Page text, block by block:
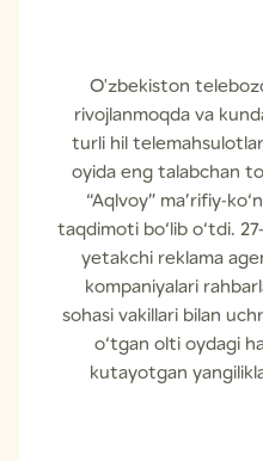
O'zbekiston
rivojlanmoqda va
turli hil
oyida eng talabchan
“Aqlvoy” ma’rifiy-
taqdimoti bo‘lib o‘tdi.
yetakchi reklama
kompaniyalari
sohasi vakillari bilan
o‘tgan olti oydagi
kutayotgan